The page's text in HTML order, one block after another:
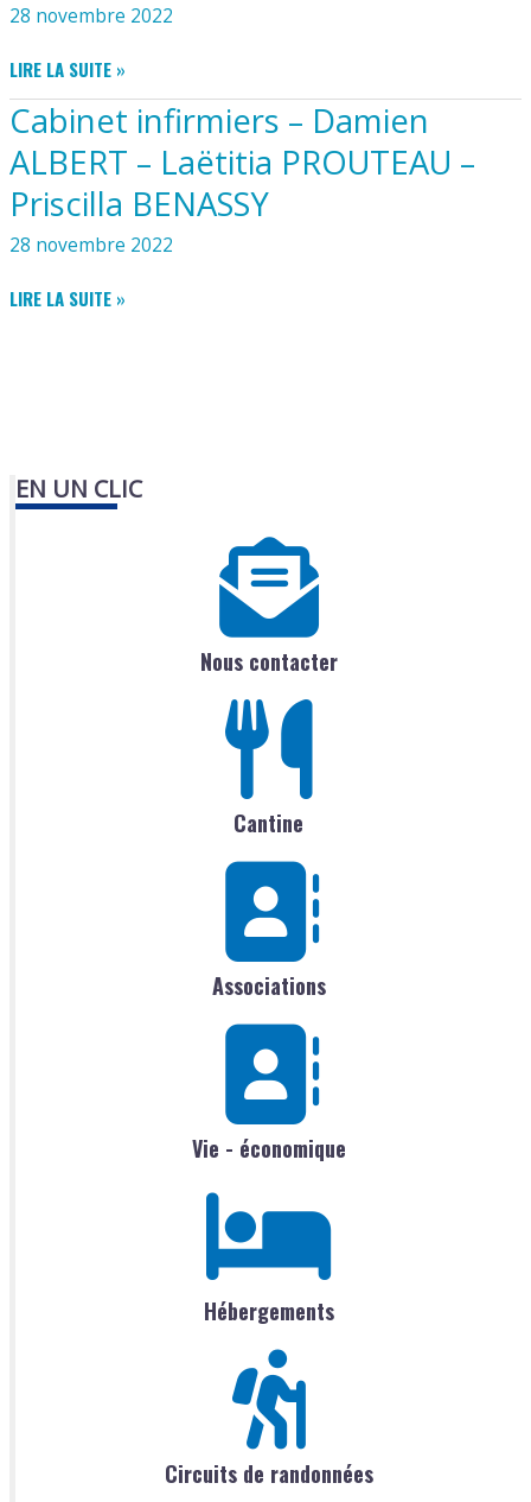
28 novembre 2022
CABINET
INFIRMIER
–
KARINE
GIRARD
–
YVAN
GUTIERREZ
JÉRÔME
LIRE LA SUITE »
Cabinet infirmiers – Damien
ALBERT – Laëtitia PROUTEAU –
Priscilla BENASSY
28 novembre 2022
CABINET
PROUTEAU
–
LIRE LA SUITE »
EN UN CLIC
Nous contacter
Cantine
Associations
Vie - économique
Hébergements
Circuits de randonnées